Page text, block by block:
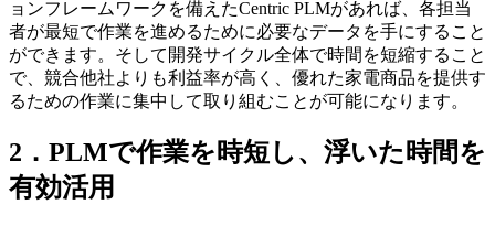
ョンフレームワークを備えたCentric PLMがあれば、各担当
者が最短で作業を進めるために必要なデータを手にすること
ができます。そして開発サイクル全体で時間を短縮すること
で、競合他社よりも利益率が高く、優れた家電商品を提供す
るための作業に集中して取り組むことが可能になります。
2．PLMで作業を時短し、浮いた時間を
有効活用